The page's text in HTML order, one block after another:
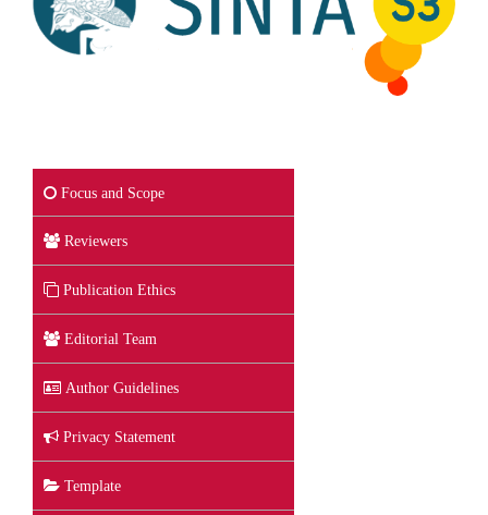
Focus and Scope
Reviewers
Publication Ethics
Editorial Team
Author Guidelines
Privacy Statement
Template